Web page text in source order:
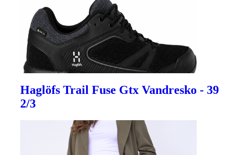
Haglöfs Trail Fuse Gtx Vandresko - 39
2/3